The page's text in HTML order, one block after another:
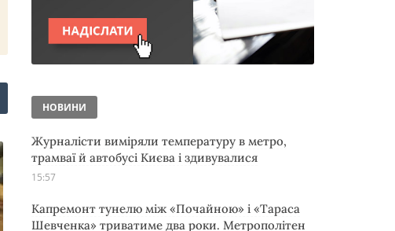
НОВИНИ
Журналісти виміряли температуру в метро,
трамваї й автобусі Києва і здивувалися
15:57
Капремонт тунелю між «Почайною» і «Тараса
Шевченка» триватиме два роки. Метрополітен